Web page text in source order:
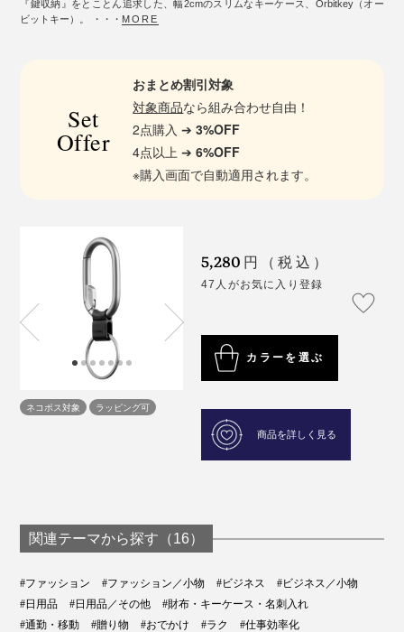
『鍵収納』をとことん追求した、幅2cmのスリムなキーケース、Orbitkey（オー
ビットキー）。 ・・・ MORE
Set
Offer
おまとめ割引対象
対象商品なら組み合わせ自由！
2点購入 ➔3%OFF
4点以上 ➔6%OFF
※購入画面で自動適用されます。
ネコポス対象 ラッピング可
5,280 円（税込）
47人がお気に入り登録
カラーを選ぶ
商品を詳しく見る
関連テーマから探す（16）
#ファッション #ファッション／小物 #ビジネス
#ビジネス／小物
#日用品
#日用品／その他
#財布・キーケース・名刺入れ
#通勤・移動
#贈り物 #おでかけ #ラク
#仕事効率化